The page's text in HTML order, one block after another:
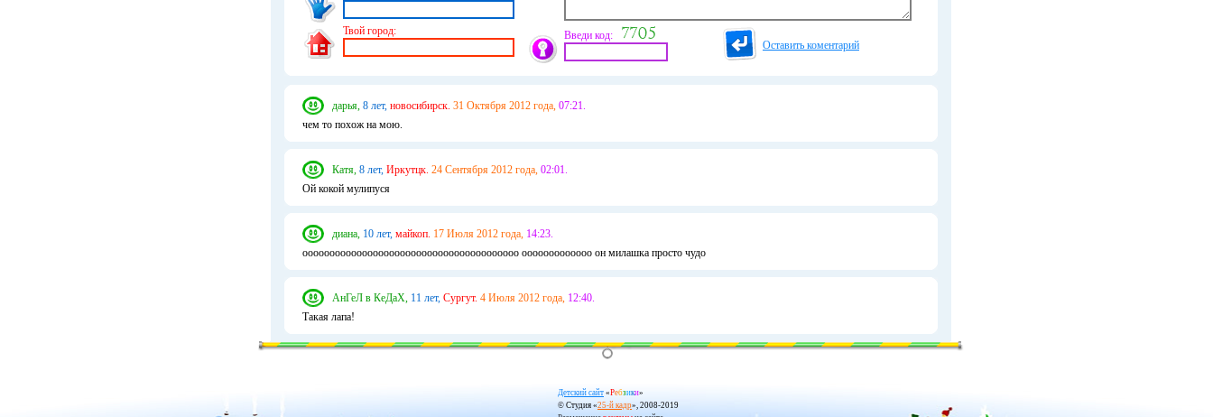
Твой город: Введи код:
Оставить коментарий
дарья, 8 лет, новосибирск. 31 Октября 2012 года, 07:21.
чем то похож на мою.
Катя, 8 лет, Иркутцк. 24 Сентября 2012 года, 02:01.
Ой кокой мулипуся
диана, 10 лет, майкоп. 17 Июля 2012 года, 14:23.
оооооооооооооооооооооооооооооооооооооооо ооооооооооооо он милашка просто чудо
АнГеЛ в КеДаХ, 11 лет, Сургут. 4 Июля 2012 года, 12:40.
Такая лапа!
Детский сайт «Ребзики»
© Студия «25-й кадр», 2008-2019